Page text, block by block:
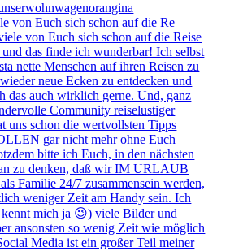
von Euch sich schon auf die Re